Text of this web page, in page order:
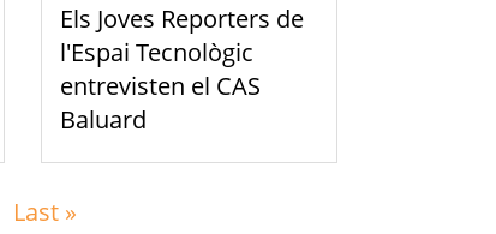
Els Joves Reporters de
l'Espai Tecnològic
entrevisten el CAS
Baluard
Pàgina
Last »